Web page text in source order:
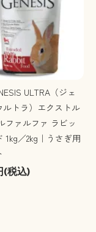
ULTRA（ジェ
ルトラ）エクストル
ファルファ ラビッ
1kg／2kg｜うさぎ用
(税込)